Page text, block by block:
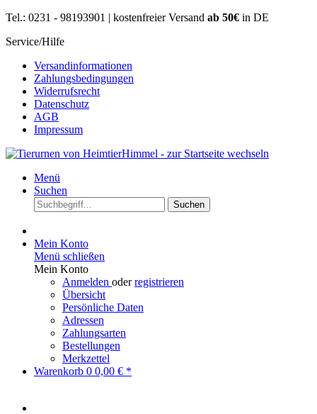
Tel.: 0231 - 98193901 | kostenfreier Versand ab 50€ in DE
Service/Hilfe
Versandinformationen
Zahlungsbedingungen
Widerrufsrecht
Datenschutz
AGB
Impressum
Menü
Suchen
Suchen
Mein Konto
Menü schließen
Mein Konto
Anmelden oderregistrieren
Übersicht
Persönliche Daten
Adressen
Zahlungsarten
Bestellungen
Merkzettel
Warenkorb 0 0,00 € *